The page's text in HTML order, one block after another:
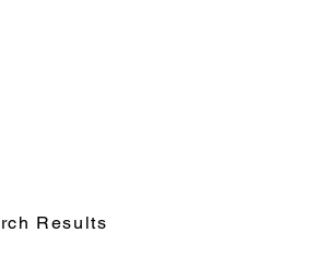
Results